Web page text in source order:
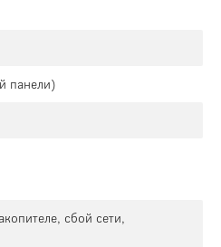
панели)
сбой сети,